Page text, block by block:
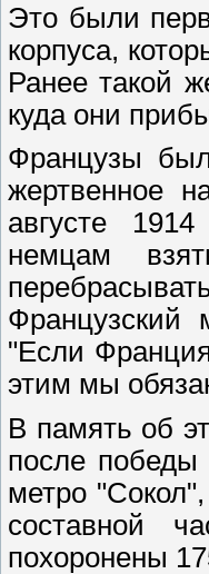
Это были
корпуса,
Ранее такой
куда они
Французы
жертвенное
августе
немцам
"Если
этим мы
В память об
после победы
метро
составной
похоронены